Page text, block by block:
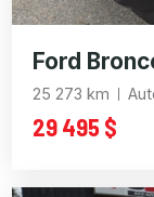
Ford
25 273 km
29 495 $